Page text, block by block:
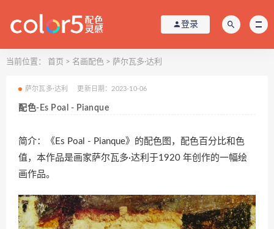
登录
当前位置： 首页 > 名画配色 > 萨尔瓦多·达利
萨尔瓦多·达利 更新日期：2023-10-06
配色-Es Poal - Pianque
简介：《Es Poal - Pianque》的配色图，配色百分比和色
值，本作品是画家萨尔瓦多·达利于1920 年创作的一幅绘
画作品。